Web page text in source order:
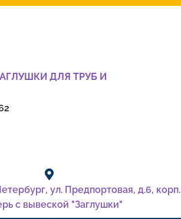
ДЛЯ ТРУБ И
ул. Предпортовая, д.6, корп.
с вывеской "Заглушки"